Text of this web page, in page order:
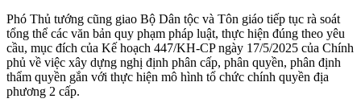
Phó Thủ tướng cũng giao Bộ Dân tộc và Tôn giáo tiếp tục rà soát
tổng thể các văn bản quy phạm pháp luật, thực hiện đúng theo yêu
cầu, mục đích của Kế hoạch 447/KH-CP ngày 17/5/2025 của Chính
phủ về việc xây dựng nghị định phân cấp, phân quyền, phân định
thẩm quyền gắn với thực hiện mô hình tổ chức chính quyền địa
phương 2 cấp.